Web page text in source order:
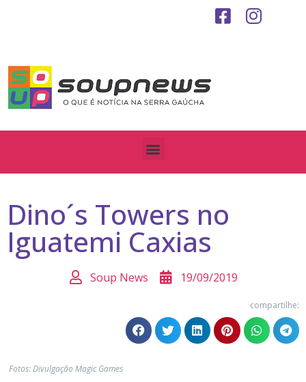
Dino´s Towers no
Iguatemi Caxias
Soup News 19/09/2019
compartilhe:
Fotos: Divulgação Magic Games